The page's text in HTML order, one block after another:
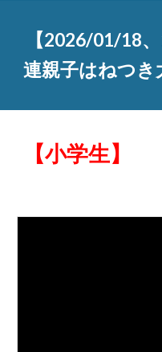
【2026/01/18
連親子はねつ
【小学生】